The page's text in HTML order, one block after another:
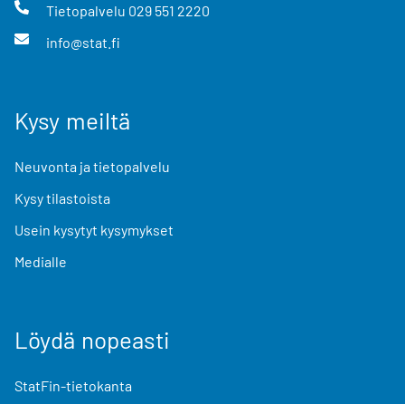
Tietopalvelu 029 551 2220
info@stat.fi
Kysy meiltä
Neuvonta ja tietopalvelu
Kysy tilastoista
Usein kysytyt kysymykset
Medialle
Löydä nopeasti
StatFin-tietokanta